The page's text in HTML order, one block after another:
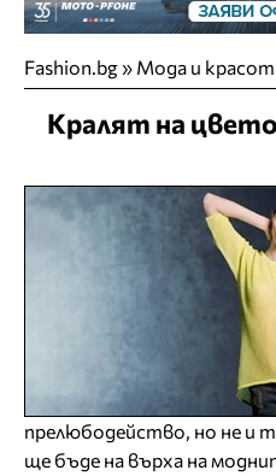
Fashion.bg» Мода и
Кралят на
прелюбодейство, но не и
ще бъде на върха на